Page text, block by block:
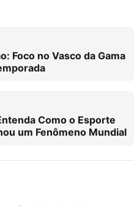
Foco no Vasco da Gama
Como o Esporte
um Fenômeno Mundial